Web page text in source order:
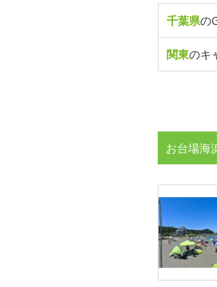
千葉県の
関東のキ
お台場海